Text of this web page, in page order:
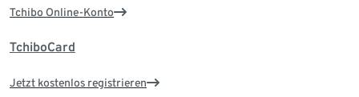
Tchibo Online-Konto
TchiboCard
Jetzt kostenlos registrieren